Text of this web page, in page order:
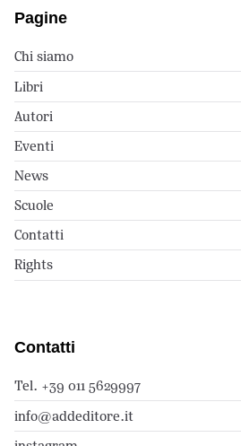
Pagine
Chi siamo
Libri
Autori
Eventi
News
Scuole
Contatti
Rights
Contatti
Tel. +39 011 5629997
info@addeditore.it